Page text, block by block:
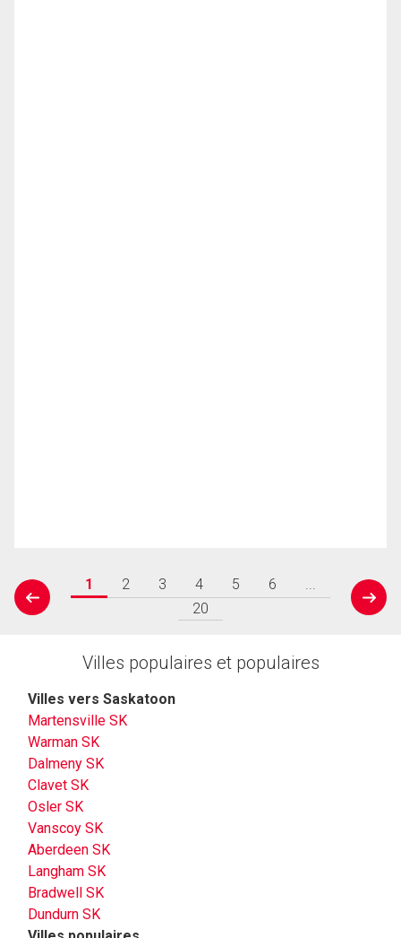
prev
1 2 3 4 5 6
...
20
next
Villes populaires et populaires
Villes vers Saskatoon
Martensville SK
Warman SK
Dalmeny SK
Clavet SK
Osler SK
Vanscoy SK
Aberdeen SK
Langham SK
Bradwell SK
Dundurn SK